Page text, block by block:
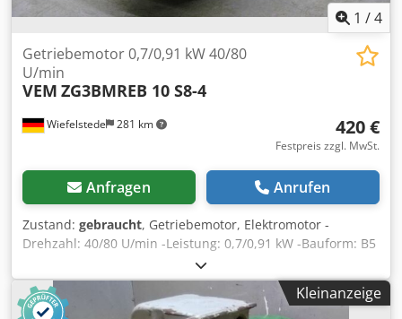
1 /4
Wiefelstede 281 km
Getriebemotor 0,7/0,91 kW 40/80
U/min
VEM ZG3BMREB 10 S8-4
420 €
Festpreis zzgl. MwSt.
Anfragen Anrufen
Zustand: gebraucht, Getriebemotor, Elektromotor -
Drehzahl: 40/80 U/min -Leistung: 0,7/0,91 kW -Bauform: B5
-Durchmesser Welle: Ø 48 mm -Schutzart: IP 44 -Preis: pro
Stück -Anzahl: 1x vorhanden -Abmessungen: 685/240/H320
mm Dkodpfx Akjd Al Hwscjr -Gewicht: 60 kg
Kleinanzeige